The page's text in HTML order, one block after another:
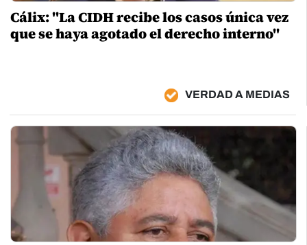
Cálix: "La CIDH recibe los casos única vez
que se haya agotado el derecho interno"
VERDAD A MEDIAS